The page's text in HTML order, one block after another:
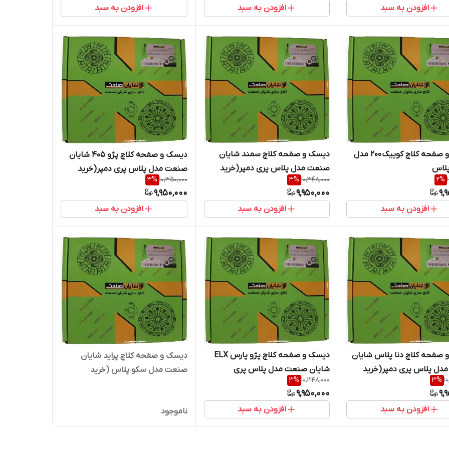
افزودن به سبد افزودن به سبد افزودن به سبد
دیسک و صفحه کلاچ کوییک 200 مدل
2%
افزودن به سبد
دیسک و صفحه کلاچ سمند شایان
صنعت مدل پلاس پری دمپر(خرید
مستقیم از پخش کننده)
10,348,000
3%
9,950,000
افزودن به سبد
دیسک و صفحه کلاچ پژو 405 شایان
صنعت مدل پلاس پری دمپر(خرید
مستقیم از پخش کننده )
10,350,000
3%
9,950,000
افزودن به سبد
صفحه کلاچ دنا پلاس شایان
پلاس پری دمپر(خرید
از پخش کننده)
3%
افزودن به سبد
دیسک و صفحه کلاچ پژو پارس ELX
شایان صنعت مدل پلاس پری
دمپر(خرید مستقیم از پخش کننده)
10,348,000
3%
9,950,000
افزودن به سبد
دیسک و صفحه کلاچ پراید شایان
صنعت مدل سکو پلاس (خرید
ناموجود